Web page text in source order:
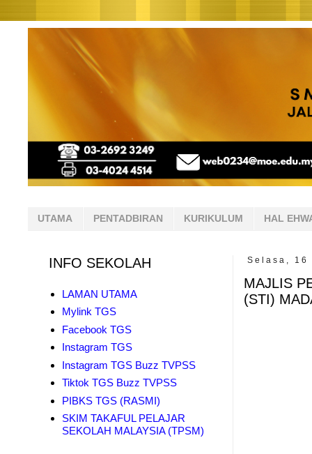
UTAMA PENTADBIRAN KURIKULUM HAL
Selasa, 16
MAJLIS
(STI)
INFO SEKOLAH
LAMAN UTAMA
Mylink TGS
Facebook TGS
Instagram TGS
Instagram TGS Buzz TVPSS
Tiktok TGS Buzz TVPSS
PIBKS TGS (RASMI)
SKIM TAKAFUL PELAJAR
SEKOLAH MALAYSIA (TPSM)